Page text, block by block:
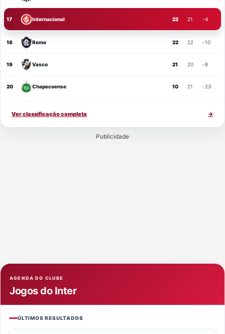
17 Internacional 22 21 -4
18 Remo 22 22 -10
19 Vasco 21 20 -8
20 Chapecoense 10 21 -23
Ver classificação completa →
Publicidade
AGENDA DO CLUBE
Jogos do Inter
ÚLTIMOS RESULTADOS